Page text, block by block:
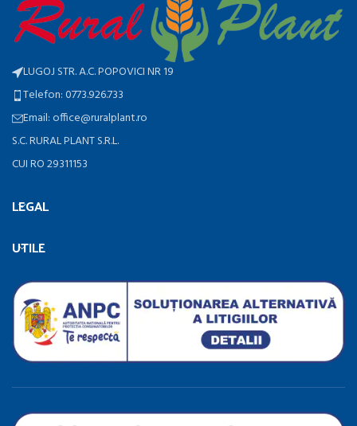
LUGOJ STR. A.C. POPOVICI NR 19
Telefon: 0773.926.733
Email: office@ruralplant.ro
S.C. RURAL PLANT S.R.L.
CUI RO 29311153
LEGAL
UTILE